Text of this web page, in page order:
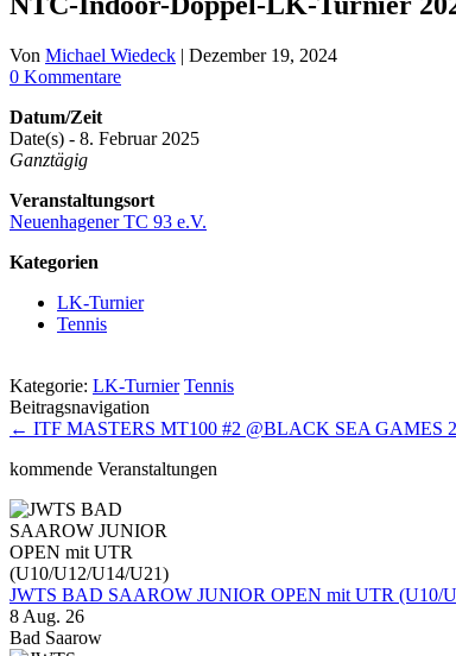
Von Michael Wiedeck | Dezember 19, 2024
0 Kommentare
Datum/Zeit
Date(s) - 8. Februar 2025
Ganztägig
Veranstaltungsort
Neuenhagener TC 93 e.V.
Kategorien
LK-Turnier
Tennis
Kategorie: LK-Turnier Tennis
Beitragsnavigation
← ITF MASTERS MT100 #2 @BLACK SEA GAMES
kommende Veranstaltungen
JWTS BAD SAAROW JUNIOR OPEN mit UTR (U10/
8 Aug. 26
Bad Saarow